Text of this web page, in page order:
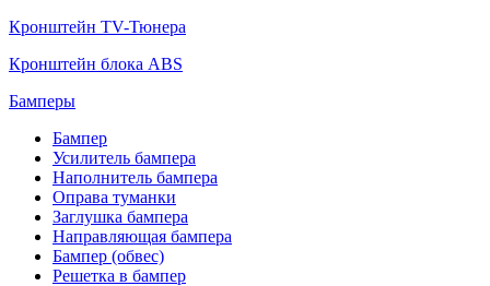
Кронштейн TV-Тюнера
Кронштейн блока ABS
Бамперы
Бампер
Усилитель бампера
Наполнитель бампера
Оправа туманки
Заглушка бампера
Направляющая бампера
Бампер (обвес)
Решетка в бампер